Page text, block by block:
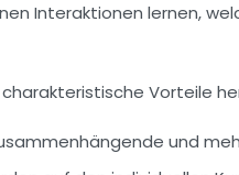
Interaktionen lernen,
Vorteile
und